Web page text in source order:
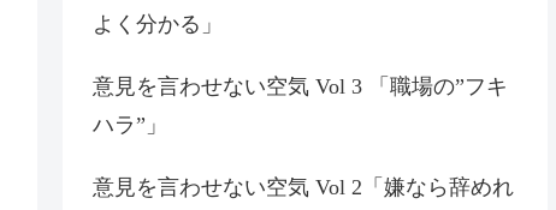
よく分かる」
意見を言わせない空気 Vol 3 「職場の”フキ
ハラ”」
意見を言わせない空気 Vol 2「嫌なら辞めれ